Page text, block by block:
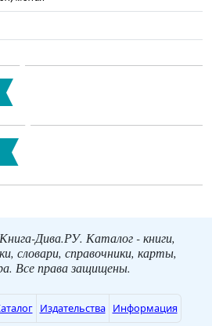
Дива.РУ. Каталог - книги,
словари, справочники, карты,
Все права защищены.
Издательства Информация